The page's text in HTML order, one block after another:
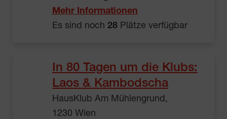
Mehr Informationen
Es sind noch 28 Plätze verfügbar
In 80 Tagen um die Klubs:
Laos & Kambodscha
HausKlub Am Mühlengrund,
1230 Wien